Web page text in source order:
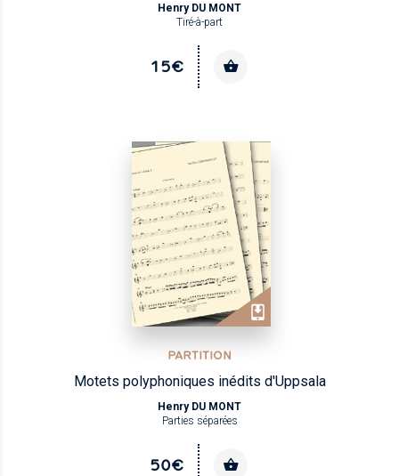
Henry DU MONT
Tiré-à-part
15€
PARTITION
Motets polyphoniques inédits d'Uppsala
Henry DU MONT
Parties séparées
50€